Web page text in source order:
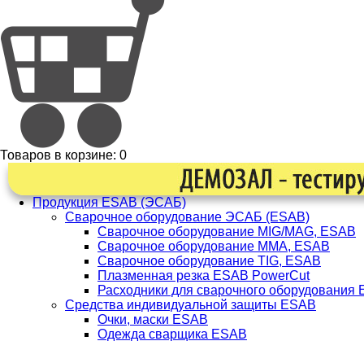
Товаров в корзине: 0
Продукция ESAB (ЭСАБ)
Сварочное оборудование ЭСАБ (ESAB)
Сварочное оборудование MIG/MAG, ESAB
Сварочное оборудование ММА, ESAB
Сварочное оборудование TIG, ESAB
Плазменная резка ESAB PowerCut
Расходники для сварочного оборудования
Средства индивидуальной защиты ESAB
Очки, маски ESAB
Одежда сварщика ESAB